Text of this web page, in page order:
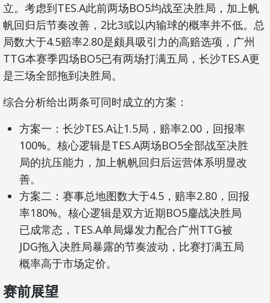
立。考虑到TES.A此前两场BO5均战至决胜局，加上帆
帆回归后节奏改善，2比3或以内输球的概率并不低。总
局数大于4.5赔率2.80是颇具吸引力的高赔选项，广州
TTG本赛季四场BO5已有两场打满五局，长沙TES.A更
是三场全部拖到决胜局。
综合分析给出两条可同时成立的方案：
方案一：长沙TES.A让1.5局，赔率2.00，回报率
100%。核心逻辑是TES.A两场BO5全部战至决胜
局的抗压能力，加上帆帆回归后运营体系明显改
善。
方案二：赛事总地图数大于4.5，赔率2.80，回报
率180%。核心逻辑是双方近期BO5鏖战决胜局
已成常态，TES.A单局爆发力配合广州TTG被
JDG拖入决胜局暴露的节奏波动，比赛打满五局
概率高于市场定价。
赛前展望